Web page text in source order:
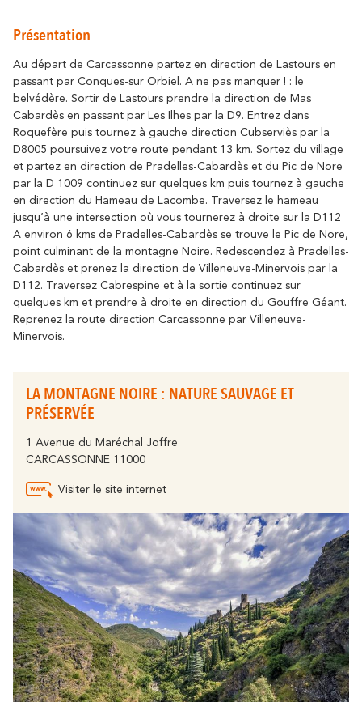
Le Lac de la Cavayère
Là où la nature résonne
Le Canal du Midi
Autour de Carcassonne
Là où la diversitérésonne
Et aussi...
Les vignobles
Ville Rugby
St Jacques de Compostelle
Que faire à
Destination écoresponsable
Tourisme & handicap
À vélo
Partenaires
Boutique en ligne
Contact Brochures
FAQ Nos Bureaux
Découvrez tous les grands évènements
Le Festival de Carcassonne,
l'Embrasement de la Cité, la Magie de
Noël, la Féria, le Tour de France... sont des
moments inoubliables à Carcassonne.
Tous les temps forts
Présentation
Au départ de Carcassonne partez en direction de Lastours en
passant par Conques-sur Orbiel. A ne pas manquer ! : le
belvédère. Sortir de Lastours prendre la direction de Mas
Cabardès en passant par Les Ilhes par la D9. Entrez dans
Roquefère puis tournez à gauche direction Cubserviès par la
D8005 poursuivez votre route pendant 13 km. Sortez du village
et partez en direction de Pradelles-Cabardès et du Pic de Nore
par la D 1009 continuez sur quelques km puis tournez à gauche
en direction du Hameau de Lacombe. Traversez le hameau
jusqu’à une intersection où vous tournerez à droite sur la D112
A environ 6 kms de Pradelles-Cabardès se trouve le Pic de Nore,
point culminant de la montagne Noire. Redescendez à Pradelles-
Cabardès et prenez la direction de Villeneuve-Minervois par la
D112. Traversez Cabrespine et à la sortie continuez sur
quelques km et prendre à droite en direction du Gouffre Géant.
Reprenez la route direction Carcassonne par Villeneuve-
Minervois.
LA MONTAGNE NOIRE : NATURE SAUVAGE ET
PRÉSERVÉE
1 Avenue du Maréchal Joffre
CARCASSONNE 11000
Visiter le site internet